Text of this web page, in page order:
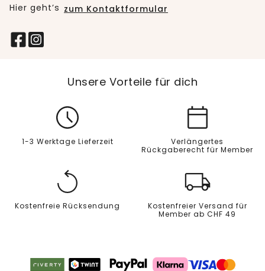
Hier geht’s zum Kontaktformular
Unsere Vorteile für dich
1-3 Werktage Lieferzeit
Verlängertes
Rückgaberecht für Member
Kostenfreie Rücksendung
Kostenfreier Versand für
Member ab CHF 49